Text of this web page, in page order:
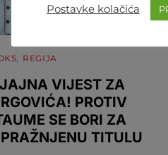
REGIJA
VIJEST ZA
PROTIV
SE BORI ZA
TITULU
Postavke kolačića